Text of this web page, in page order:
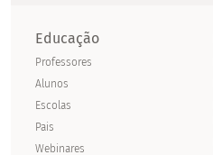
Educação
Professores
Alunos
Escolas
Pais
Webinares